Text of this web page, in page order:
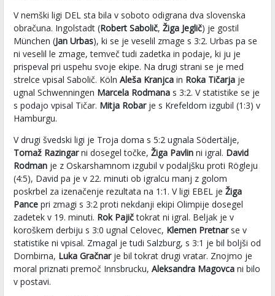
V nemški ligi DEL sta bila v soboto odigrana dva slovenska
obračuna. Ingolstadt (Robert Sabolič, Žiga Jeglič) je gostil
München (Jan Urbas), ki se je veselil zmage s 3:2. Urbas pa se
ni veselil le zmage, temveč tudi zadetka in podaje, ki ju je
prispeval pri uspehu svoje ekipe. Na drugi strani se je med
strelce vpisal Sabolič. Köln Aleša Kranjca in Roka Tičarja je
ugnal Schwenningen Marcela Rodmana s 3:2. V statistike se je
s podajo vpisal Tičar. Mitja Robarje s Krefeldom izgubil (1:3) v
Hamburgu.
V drugi švedski ligi je Troja doma s 5:2 ugnala Södertälje,
Tomaž Razingarni dosegel točke, Žiga Pavlin ni igral. David
Rodman je z Oskarshamnom izgubil v podaljšku proti Rögleju
(4:5), David pa je v 22. minuti ob igralcu manj z golom
poskrbel za izenačenje rezultata na 1:1. V ligi EBEL je Žiga
Pance pri zmagi s 3:2 proti nekdanji ekipi Olimpije dosegel
zadetek v 19. minuti. Rok Pajičtokrat ni igral. Beljak je v
koroškem derbiju s 3:0 ugnal Celovec, Klemen Pretnarse v
statistike ni vpisal. Zmagal je tudi Salzburg, s 3:1 je bil boljši od
Dornbirna, Luka Gračnarje bil tokrat drugi vratar. Znojmo je
moral priznati premoč Innsbrucku, Aleksandra Magovca ni bilo
v postavi.